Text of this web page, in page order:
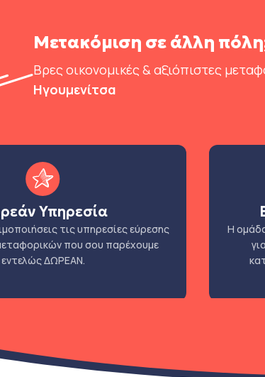
Μετακόμιση σε άλλη
Βρες οικονομικές & αξιόπιστες
Ηγουμενίτσα
Υπηρεσία
τις υπηρεσίες εύρεσης
που σου παρέχουμε
εντελώς ΔΩΡΕΑΝ.
Η